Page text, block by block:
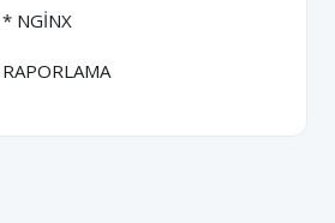
* NGİNX
RAPORLAMA